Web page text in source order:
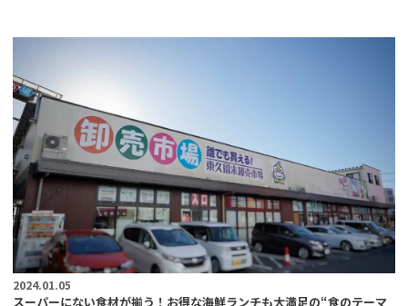
2024.01.05
スーパーにない食材が揃う！お得な海鮮ランチも大満足の“食のテーマ